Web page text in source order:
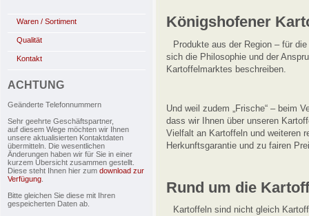
Waren / Sortiment
Qualität
Kontakt
ACHTUNG
Geänderte Telefonnummern
Sehr geehrte Geschäftspartner,
auf diesem Wege möchten wir Ihnen
unsere aktualisierten Kontaktdaten
übermitteln. Die wesentlichen
Änderungen haben wir für Sie in einer
kurzem Übersicht zusammen gestellt.
Diese steht Ihnen hier zum download zur
Verfügung
Bitte gleichen Sie diese mit Ihren
gespeicherten Daten ab.
Königshofener
Produkte aus der Region – für
sich die Philosophie und der
Kartoffelmarktes beschreiben.
Und weil zudem „Frische“ – beim
dass wir Ihnen über unseren
Vielfalt an Kartoffeln und weiteren
Herkunftsgarantie und zu fairen
Rund um die
Kartoffeln sind nicht gleich